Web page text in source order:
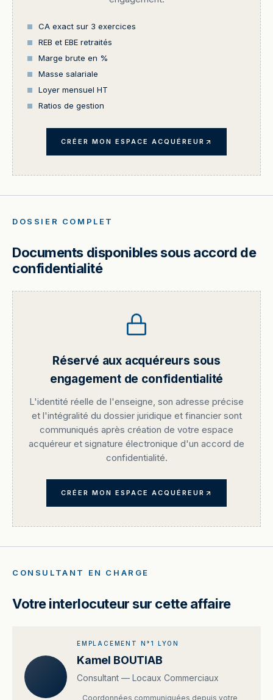
CA exact sur 3 exercices
REB et EBE retraités
Marge brute en %
Masse salariale
Loyer mensuel HT
Ratios de gestion
CRÉER MON ESPACE ACQUÉREUR
DOSSIER COMPLET
Documents disponibles sous accord de
confidentialité
Réservé aux acquéreurs sous
engagement de confidentialité
L'identité réelle de l'enseigne, son adresse précise
et l'intégralité du dossier juridique et financier sont
communiqués après création de votre espace
acquéreur et signature électronique d'un accord de
confidentialité.
CRÉER MON ESPACE ACQUÉREUR
CONSULTANT EN CHARGE
Votre interlocuteur sur cette affaire
EMPLACEMENT N°1 LYON
Kamel BOUTIAB
Consultant — Locaux Commerciaux
Coordonnées communiquées depuis votre